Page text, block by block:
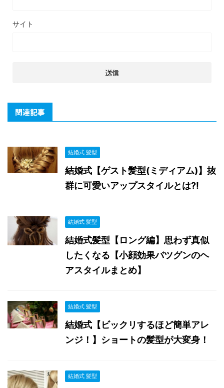
サイト
関連記事
結婚式 髪型
結婚式【ゲスト髪型(ミディアム)】抜
群に可愛いアップスタイルとは?!
結婚式 髪型
結婚式髪型【ロング編】思わず真似
したくなる【小顔効果バツグンのヘ
アスタイルまとめ】
結婚式 髪型
結婚式【ビックリするほど簡単アレ
ンジ！】ショートの髪型が大変身！
結婚式 髪型